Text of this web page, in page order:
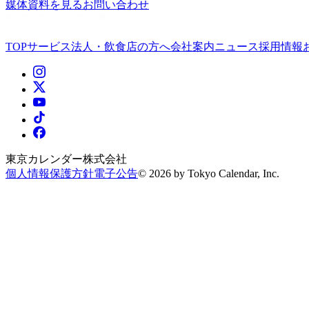
媒体資料を見るお問い合わせ
TOPサービス法人・飲食店の方へ会社案内ニュース採用情報
東京カレンダー株式会社
個人情報保護方針電子公告© 2026 by Tokyo Calendar, Inc.